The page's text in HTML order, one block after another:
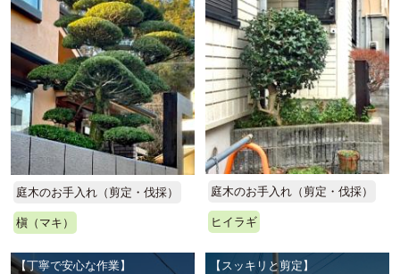
庭木のお手入れ（剪定・伐採）
槇（マキ）
庭木のお手入れ（剪定・伐採）
ヒイラギ
【丁寧で安心な作業】
【スッキリと剪定】